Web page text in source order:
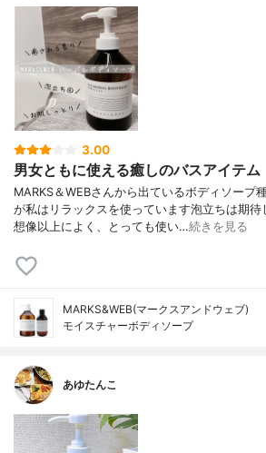
3.00
男女ともに使える癒しのバスアイテム
MARKS＆WEBさんから出ているボディソープ
が私はリラックスを使っています泡立ちは期
想像以上によく、とっても使い…続きを見る
MARKS&WEB(マークスアンドウェブ)
モイスチャーボディソープ
あゆたんこ